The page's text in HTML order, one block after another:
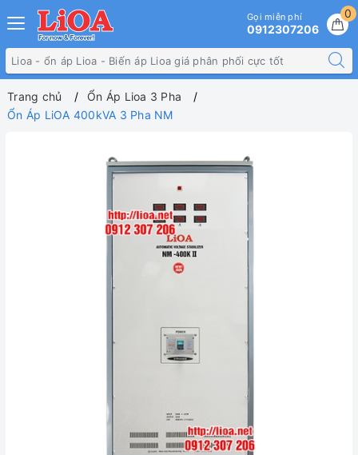
0
Gọi miễn phí
0912307206
Trang chủ
Ổn Áp Lioa 3 Pha
Ổn Áp LiOA 400kVA 3 Pha NM